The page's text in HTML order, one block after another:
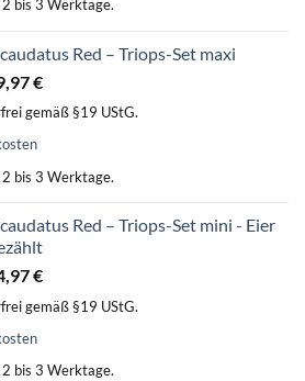
2 bis 3 Werktage.
Red – Triops-Set maxi
€
gemäß §19 UStG.
2 bis 3 Werktage.
Red – Triops-Set mini - Eier
€
gemäß §19 UStG.
2 bis 3 Werktage.